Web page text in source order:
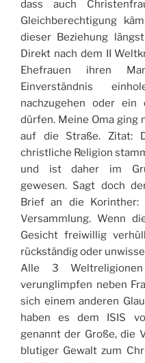
dass auch
Gleichberechtigung
dieser Beziehung
Direkt nach dem II
Ehefrauen ihren
Einverständnis
nachzugehen oder
dürfen. Meine Oma ging
auf die Straße. Zitat:
christliche Religion
und ist daher im
gewesen. Sagt doch
Brief an die Korinther:
Versammlung. Wenn
Gesicht freiwillig
rückständig oder
Alle 3
verunglimpfen neben
sich einem anderen
haben es dem ISIS
genannt der Große, die
blutiger Gewalt zum